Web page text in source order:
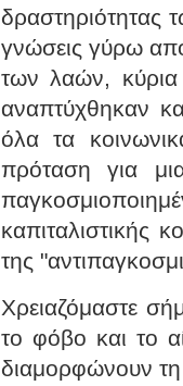
δραστηριότητας
γνώσεις γύρω
των λαών,
αναπτύχθηκαν
όλα τα
πρόταση για
καπιταλιστικής
της
Χρειαζόμαστε
το φόβο και το
διαμορφώνουν